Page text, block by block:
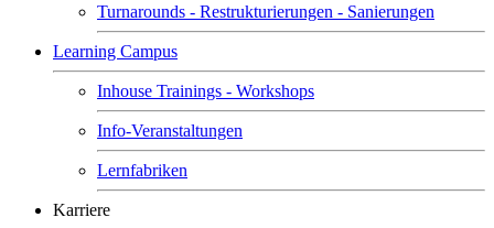
Turnarounds - Restrukturierungen - Sanierungen
Learning Campus
Inhouse Trainings - Workshops
Info-Veranstaltungen
Lernfabriken
Karriere